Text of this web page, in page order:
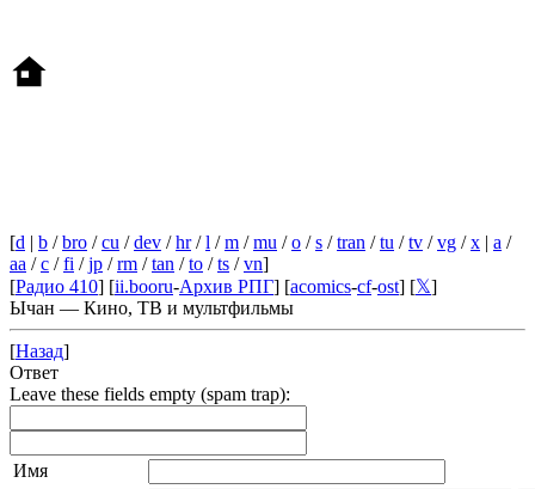
[d | b /bro /cu /dev /hr/l /m /mu /o /s /tran /tu /tv /vg /x | a /
aa /c /fi /jp /rm /tan /to /ts /vn]
[Радио 410] [ii.booru-Архив РПГ] [acomics-cf-ost] [𝕏]
Ычан — Кино, ТВ и мультфильмы
[Назад]
Ответ
Leave these fields empty (spam trap):
Имя